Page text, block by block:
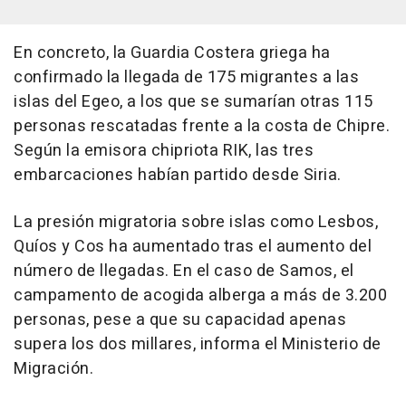
En concreto, la Guardia Costera griega ha
confirmado la llegada de 175 migrantes a las
islas del Egeo, a los que se sumarían otras 115
personas rescatadas frente a la costa de Chipre.
Según la emisora chipriota RIK, las tres
embarcaciones habían partido desde Siria.
La presión migratoria sobre islas como Lesbos,
Quíos y Cos ha aumentado tras el aumento del
número de llegadas. En el caso de Samos, el
campamento de acogida alberga a más de 3.200
personas, pese a que su capacidad apenas
supera los dos millares, informa el Ministerio de
Migración.